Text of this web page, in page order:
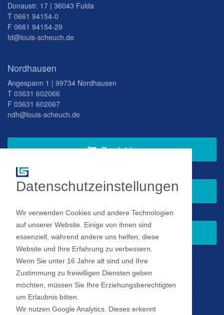
Donaustr. 17 | 36043 Fulda
T 0661 94154-0
F 0661 94154-29
fd@louis-scheuch.de
Nordhausen
Angespann 1 | 99734 Nordhausen
T 03631 602066
F 03631 602067
ndh@louis-scheuch.de
Produkte
Fragen Sie gern bei uns an
Zum Newsletter anmelden
Impressum
Datenschutz
Datenschutzeinstellungen
Wir verwenden Cookies und andere Technologien
auf unserer Website. Einige von ihnen sind
essenziell, während andere uns helfen, diese
Website und Ihre Erfahrung zu verbessern.
Wenn Sie unter 16 Jahre alt sind und Ihre
Zustimmung zu freiwilligen Diensten geben
möchten, müssen Sie Ihre Erziehungsberechtigten
um Erlaubnis bitten.
Wir nutzen Google Analytics. Dieses erkennt